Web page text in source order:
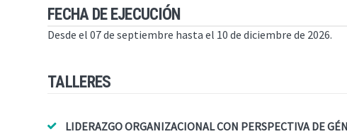
FECHA DE EJECUCIÓN
Desde el 07 de septiembre hasta el 10 de diciembre de 2026.
TALLERES
LIDERAZGO ORGANIZACIONAL CON PERSPECTIVA DE